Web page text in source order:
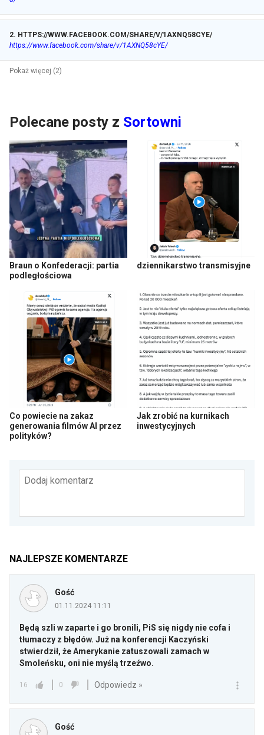
2. HTTPS://WWW.FACEBOOK.COM/SHARE/V/1AXNQ58CYE/
https://www.facebook.com/share/v/1AXNQ58cYE/
Pokaż więcej (2)
Polecane posty z Sortowni
Braun o Konfederacji: partia
podległościowa
dziennikarstwo transmisyjne
Co powiecie na zakaz
generowania filmów AI przez
polityków?
Jak zrobić na kurnikach
inwestycyjnych
Dodaj komentarz
NAJLEPSZE KOMENTARZE
Gość
01.11.2024 11:11
Będą szli w zaparte i go bronili, PiS się nigdy nie cofa i
tłumaczy z błędów. Już na konferencji Kaczyński
stwierdził, że Amerykanie zatuszowali zamach w
Smoleńsku, oni nie myślą trzeźwo.
16 0 Odpowiedz »
Gość